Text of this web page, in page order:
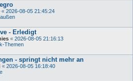
« 2026-08-05 21:45:24
- Erledigt
« 2026-08-05 21:16:13
Themen
- springt nicht mehr an
« 2026-08-05 16:18:40